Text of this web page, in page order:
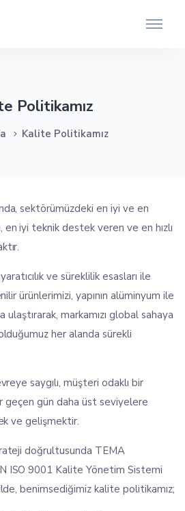
Politikamız
Kalite Politikamız
sektörümüzdeki en iyi ve en
iyi teknik destek veren ve en hızlı
ve süreklilik esasları ile
ürünlerimizi, yapının alüminyum ile
markamızı global sahaya
her alanda sürekli
saygılı, müşteri odaklı bir
geçen gün daha üst seviyelere
ve gelişmektir.
doğrultusunda TEMA
ISO 9001 Kalite Yönetim Sistemi
benimsediğimiz kalite politikamız;